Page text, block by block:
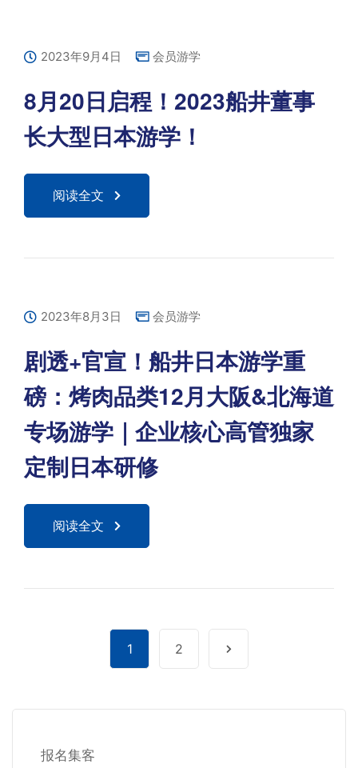
2023年9月4日 会员游学
8月20日启程！2023船井董事
长大型日本游学！
阅读全文
2023年8月3日 会员游学
剧透+官宣！船井日本游学重
磅：烤肉品类12月大阪&北海道
专场游学｜企业核心高管独家
定制日本研修
阅读全文
1 2
报名集客